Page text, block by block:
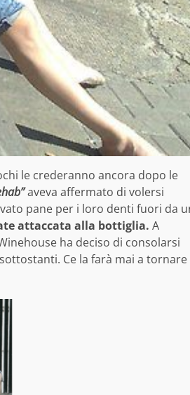
le crederanno ancora dopo le
aveva affermato di volersi
pane per i loro denti fuori da
attaccata alla bottiglia. A
ha deciso di consolarsi
Ce la farà mai a tornare